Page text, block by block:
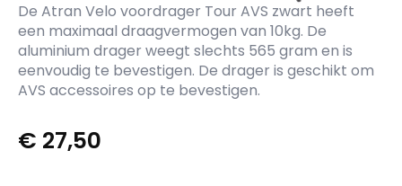
De Atran Velo voordrager Tour AVS zwart heeft
een maximaal draagvermogen van 10kg. De
aluminium drager weegt slechts 565 gram en is
eenvoudig te bevestigen. De drager is geschikt om
AVS accessoires op te bevestigen.
€ 27,50